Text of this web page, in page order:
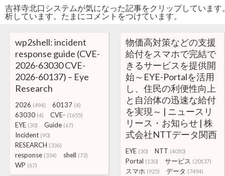
吉祥寺北口システムが気になった記事をクリップしていま
析しています。たまにコメントをつけています。
wp2shell: incident
response guide (CVE-
2026-63030 CVE-
2026-60137) – Eye
Research
2026 (494) 60137 (4)
63030 (4) CVE- (1655)
EYE (30) Guide (67)
Incident (90)
RESEARCH (336)
response (334) shell (73)
WP (67)
物価高対策などの支援
給付をスマホで完結で
きるサービスを提供開
始～EYE-Portalを活用
し、住民の利便性向上
と自治体の迅速な給付
を実現～ | ニュースリ
リース・お知らせ | 株
式会社NTTデータ関西
EYE (30) NTT (4050)
Portal (130) サービス (20137)
スマホ (925) データ (7494)